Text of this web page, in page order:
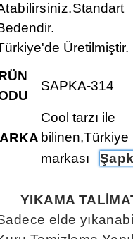
Standart
Üretilmiştir.
SAPKA-314
Cool tarzı ile
bilinen,Türkiye
markası
YIKAMA
elde